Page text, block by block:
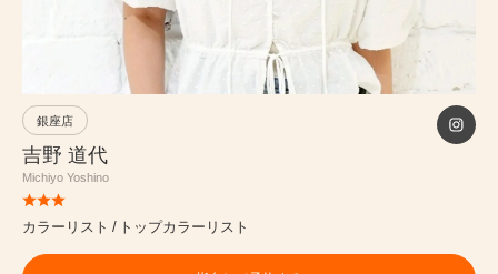
RECRUIT
ONLINE STORE
銀座店
吉野 道代
Michiyo Yoshino
カラーリスト トップカラーリスト